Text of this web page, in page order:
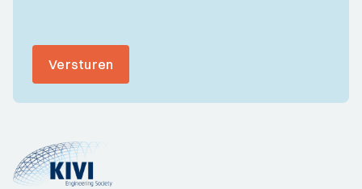
Versturen